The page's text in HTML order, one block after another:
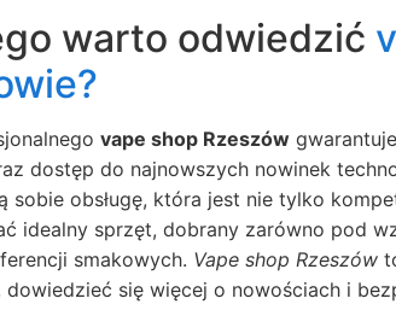
warto odwiedzić
vape shop Rzeszów
dostęp do najnowszych nowinek
sobie obsługę, która jest nie tylko
idealny sprzęt, dobrany zarówno pod
smakowych. Vape shop Rzeszów
dowiedzieć się więcej o nowościach i